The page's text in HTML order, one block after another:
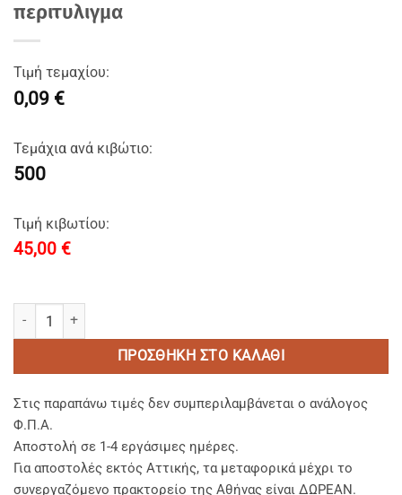
περιτυλιγμα
Τιμή τεμαχίου:
0,09 €
Τεμάχια ανά κιβώτιο:
500
Τιμή κιβωτίου:
45,00 €
NATURAL ECO Σαπουνι Στρογγυλο 15gr εμπλουτισμενο με eco
ΠΡΟΣΘΉΚΗ ΣΤΟ ΚΑΛΆΘΙ
Στις παραπάνω τιμές δεν συμπεριλαμβάνεται ο ανάλογος
Φ.Π.Α.
Αποστολή σε 1-4 εργάσιμες ημέρες.
Για αποστολές εκτός Αττικής, τα μεταφορικά μέχρι το
συνεργαζόμενο πρακτορείο της Αθήνας είναι ΔΩΡΕΑΝ.